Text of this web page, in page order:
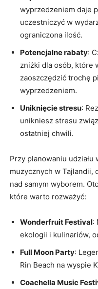
wyprzedzeniem daje
uczestniczyć w
ograniczona‌ ilość.
Potencjalne rabaty:
zniżki dla ⁢osób, które
⁤zaoszczędzić trochę⁤
wyprzedzeniem.
Uniknięcie stresu:
unikniesz stresu
ostatniej chwili.
Przy planowaniu
muzycznych w Tajlandii,
nad samym wyborem.
które warto rozważyć:
Wonderfruit ‍Festival:
ekologii i kulinariów,
Full Moon Party:
Rin Beach na wyspie
Coachella Music